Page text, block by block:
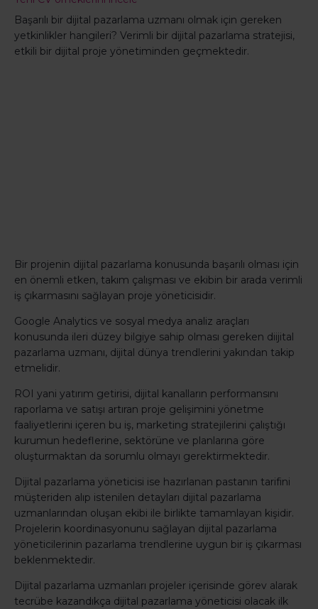
Başarılı bir dijital pazarlama uzmanı olmak için gereken
yetkinlikler hangileri? Verimli bir dijital pazarlama stratejisi,
etkili bir dijital proje yönetiminden geçmektedir.
Bir projenin dijital pazarlama konusunda başarılı olması için
en önemli etken, takım çalışması ve ekibin bir arada verimli
iş çıkarmasını sağlayan proje yöneticisidir.
Google Analytics ve sosyal medya analiz araçları
konusunda ileri düzey bilgiye sahip olması gereken diijital
pazarlama uzmanı, dijital dünya trendlerini yakından takip
etmelidir.
ROI yani yatırım getirisi, dijital kanalların performansını
raporlama ve satışı artıran proje gelişimini yönetme
faaliyetlerini içeren bu iş, marketing stratejilerini çalıştığı
kurumun hedeflerine, sektörüne ve planlarına göre
oluşturmaktan da sorumlu olmayı gerektirmektedir.
Dijital pazarlama yöneticisi ise hazırlanan pastanın tarifini
müşteriden alıp istenilen detayları dijital pazarlama
uzmanlarından oluşan ekibi ile birlikte tamamlayan kişidir.
Projelerin koordinasyonunu sağlayan dijital pazarlama
yöneticilerinin pazarlama trendlerine uygun bir iş çıkarması
beklenmektedir.
Dijital pazarlama uzmanları projeler içerisinde görev alarak
tecrübe kazandıkça dijital pazarlama yöneticisi olacak ilk